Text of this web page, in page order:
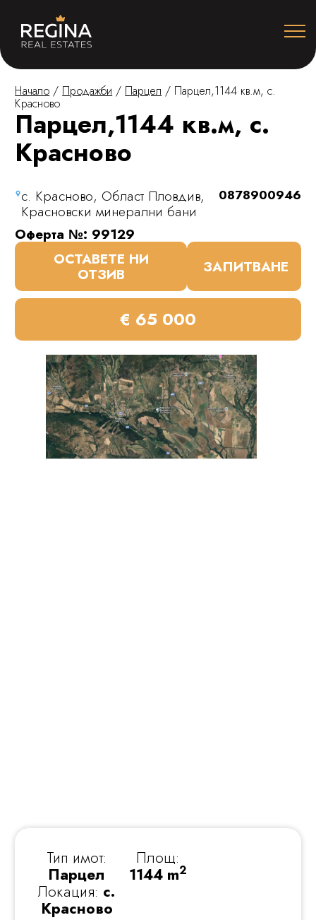
Начало / Продажби / Парцел / Парцел,1144 кв.м, с.
Красново
Парцел,1144 кв.м, с.
Красново
с. Красново, Област Пловдив,
Красновски минерални бани
0878900946
Оферта №: 99129
ОСТАВЕТЕ НИ
ОТЗИВ ЗАПИТВАНЕ
€ 65 000
Тип имот:
Парцел
Локация: с.
Красново
Площ:
1144 m2